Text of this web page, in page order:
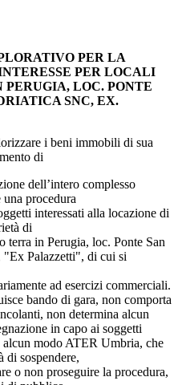
PER LA
PER LOCALI
LOC. PONTE
SNC, EX.
i beni immobili di sua
di
dell’intero complesso
procedura
interessati alla locazione di
di
in Perugia, loc. Ponte San
Palazzetti", di cui si
ad esercizi commerciali.
bando di gara, non comporta
non determina alcun
in capo ai soggetti
modo ATER Umbria, che
di sospendere,
o non proseguire la procedura,